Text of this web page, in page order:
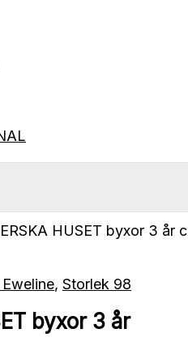
HUSET byxor 3 år
, Storlek 98
byxor 3 år